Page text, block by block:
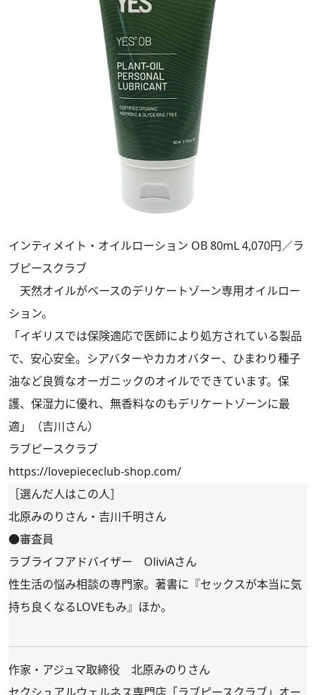
インティメイト・オイルローション OB 80mL 4,070円／ラ
ブピースクラブ
天然オイルがベースのデリケートゾーン専用オイルロー
ション。
「イギリスでは保険適応で医師により処方されている製品
で、安心安全。シアバターやカカオバター、ひまわり種子
油など良質なオーガニックのオイルでできています。保
護、保湿力に優れ、無香料なのもデリケートゾーンに最
適」（吉川さん）
ラブピースクラブ
https://lovepiececlub-shop.com/
［選んだ人はこの人］
北原みのりさん・吉川千明さん
●審査員
ラブライフアドバイザー OliviAさん
性生活の悩み相談の専門家。著書に『セックスが本当に気
持ち良くなるLOVEもみ』ほか。
作家・アジュマ取締役 北原みのりさん